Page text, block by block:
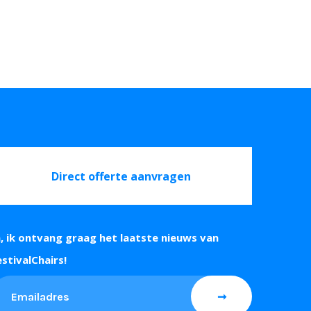
Direct offerte aanvragen
ik ontvang graag het laatste nieuws van